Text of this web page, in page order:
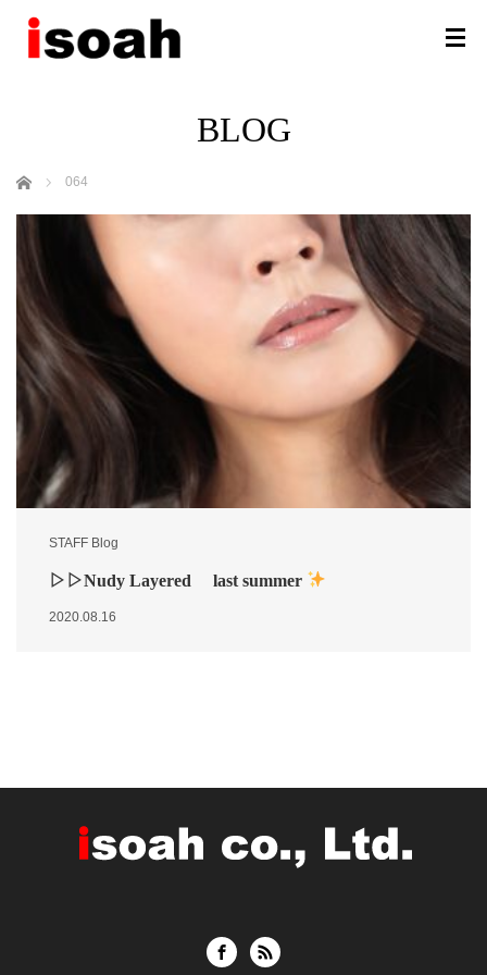
BLOG
ホーム 064
STAFF Blog
▷▷Nudy Layered last summer
2020.08.16